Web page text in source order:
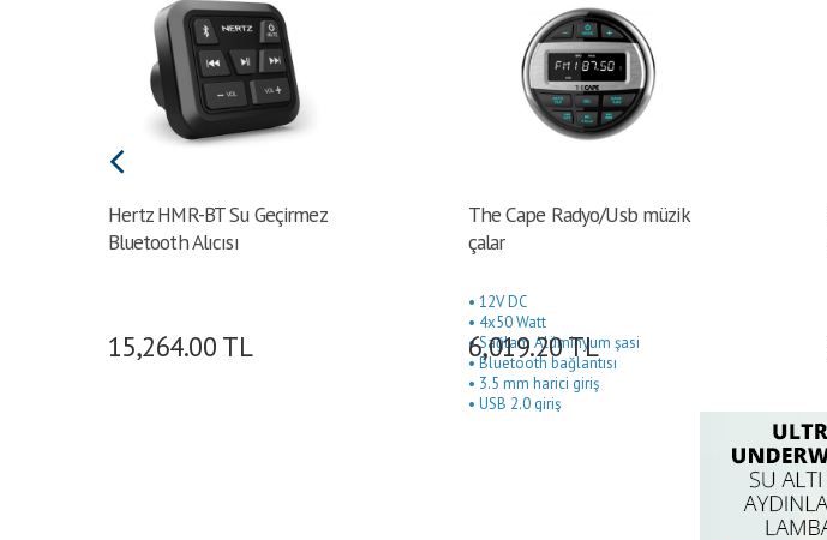
Hertz HMR-BT Su Geçirmez
Bluetooth Alıcısı
15,264.00 TL
The Cape Radyo/Usb müzik
çalar
• 12V DC
• 4x50 Watt
• Sağlam Alüminyum şasi
• Bluetooth bağlantısı
• 3.5 mm harici giriş
• USB 2.0 giriş
6,019.20TL